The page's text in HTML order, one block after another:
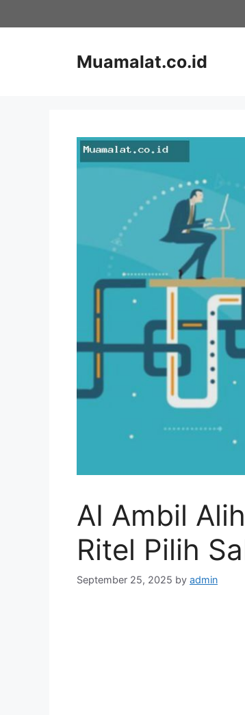
to
Muamalat.co.id
AI Ambil
Ritel Pilih
September 25, 2025 by admin